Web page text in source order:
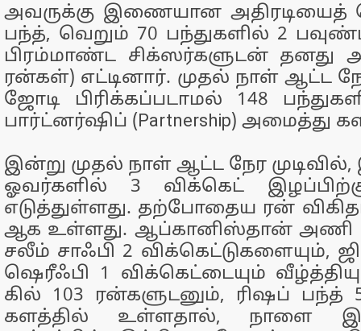
அவருக்கு இணையான அதிரடியைத்
பந்த், வெறும் 70 பந்துகளில் 2
பிரம்மாண்ட சிக்ஸர்களுடன் தனது
ரன்கள்) எட்டினார். முதல் நாள் ஆட்ட
ஜோடி பிரிக்கப்படாமல் 148
பார்ட்னர்ஷிப் (Partnership) அமைத்து
இன்று முதல் நாள் ஆட்ட நேர
ஓவர்களில் 3 விக்கெட்
எடுத்துள்ளது. தற்போதைய ரன்
ஆக உள்ளது. ஆப்கானிஸ்தான் அணி
சலீம் சாஃபி 2 விக்கெட்டுகளையும்,
ஷெரீஃபி 1 விக்கெட்டையும்
கில் 103 ரன்களுடனும், ரிஷப் பந்த்
களத்தில் உள்ளதால், நாளை